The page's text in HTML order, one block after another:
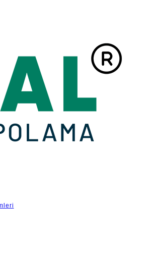
taşımacılık hizmetleriniz için General